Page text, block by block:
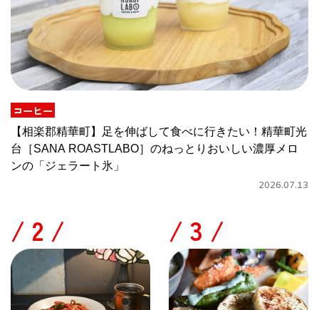
コーヒー
【相楽郡精華町】足を伸ばして食べに行きたい！精華町光
台［SANA ROASTLABO］のねっとりおいしい濃厚メロ
ンの「ジェラート氷」
2026.07.13
/ /